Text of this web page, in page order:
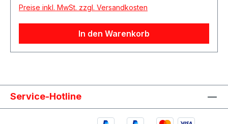
Preise inkl. MwSt. zzgl. Versandkosten
In den Warenkorb
Service-Hotline